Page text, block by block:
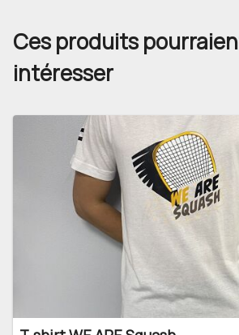
Ces produits
intéresser